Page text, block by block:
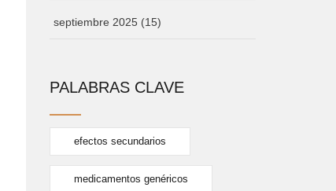
septiembre 2025 (15)
PALABRAS CLAVE
efectos secundarios
medicamentos genéricos